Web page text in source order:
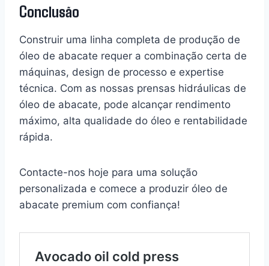
Conclusão
Construir uma linha completa de produção de
óleo de abacate requer a combinação certa de
máquinas, design de processo e expertise
técnica. Com as nossas prensas hidráulicas de
óleo de abacate, pode alcançar rendimento
máximo, alta qualidade do óleo e rentabilidade
rápida.
Contacte-nos hoje para uma solução
personalizada e comece a produzir óleo de
abacate premium com confiança!